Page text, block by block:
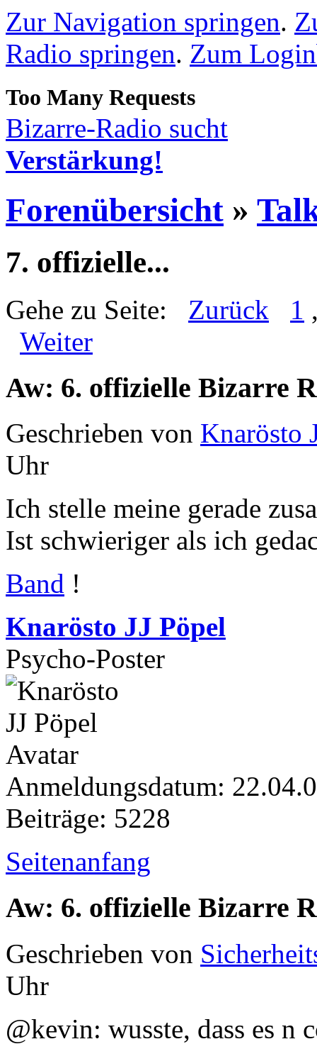
Zur Navigation springen.
Radio springen. Zum
Bizarre-Radio sucht
Verstärkung!
Forenübersicht »
7. offizielle...
Gehe zu Seite: Zurück 1
Weiter
Aw: 6. offizielle Bizarre
Geschrieben von Knarösto
Uhr
Ich stelle meine gerade
Ist schwieriger als ich
Band !
Knarösto JJ Pöpel
Psycho-Poster
Anmeldungsdatum:
Beiträge: 5228
Seitenanfang
Aw: 6. offizielle Bizarre
Geschrieben von
Uhr
@kevin: wusste, dass es n